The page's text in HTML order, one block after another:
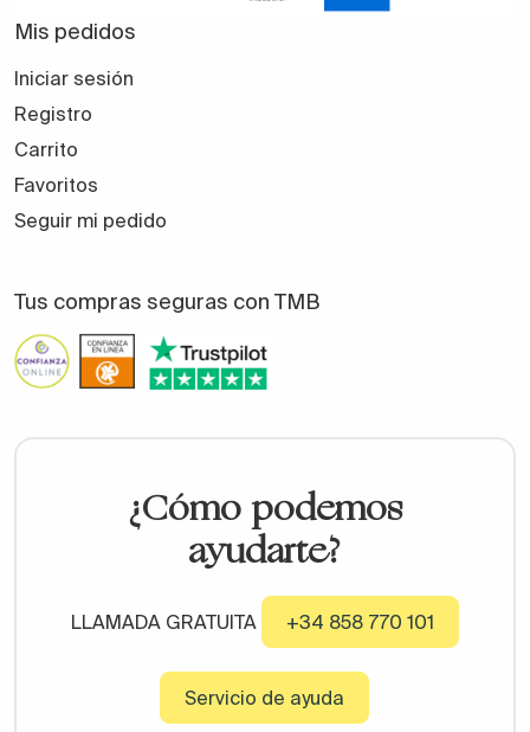
Mis pedidos
Iniciar sesión
Registro
Carrito
Favoritos
Seguir mi pedido
Tus compras seguras con TMB
¿Cómo podemos
ayudarte?
LLAMADA GRATUITA +34 858 770 101
Servicio de ayuda